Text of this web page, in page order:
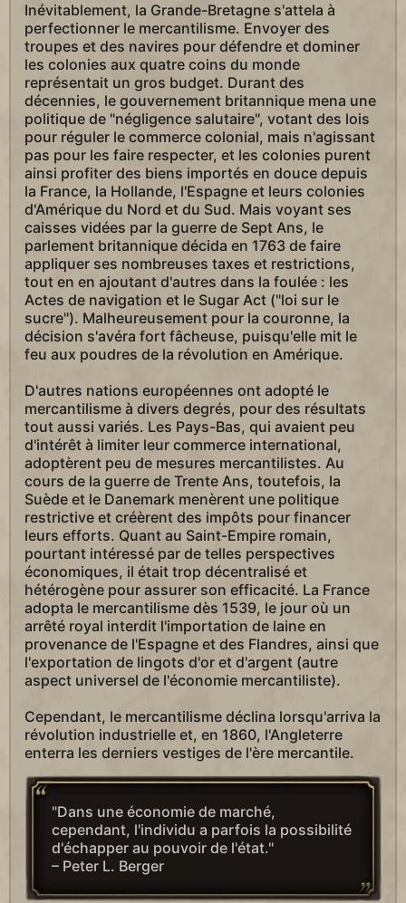
Inévitablement, la Grande-Bretagne s'attela à
perfectionner le mercantilisme. Envoyer des
troupes et des navires pour défendre et dominer
les colonies aux quatre coins du monde
représentait un gros budget. Durant des
décennies, le gouvernement britannique mena une
politique de "négligence salutaire", votant des lois
pour réguler le commerce colonial, mais n'agissant
pas pour les faire respecter, et les colonies purent
ainsi profiter des biens importés en douce depuis
la France, la Hollande, l'Espagne et leurs colonies
d'Amérique du Nord et du Sud. Mais voyant ses
caisses vidées par la guerre de Sept Ans, le
parlement britannique décida en 1763 de faire
appliquer ses nombreuses taxes et restrictions,
tout en en ajoutant d'autres dans la foulée : les
Actes de navigation et le Sugar Act ("loi sur le
sucre"). Malheureusement pour la couronne, la
décision s'avéra fort fâcheuse, puisqu'elle mit le
feu aux poudres de la révolution en Amérique.
D'autres nations européennes ont adopté le
mercantilisme à divers degrés, pour des résultats
tout aussi variés. Les Pays-Bas, qui avaient peu
d'intérêt à limiter leur commerce international,
adoptèrent peu de mesures mercantilistes. Au
cours de la guerre de Trente Ans, toutefois, la
Suède et le Danemark menèrent une politique
restrictive et créèrent des impôts pour financer
leurs efforts. Quant au Saint-Empire romain,
pourtant intéressé par de telles perspectives
économiques, il était trop décentralisé et
hétérogène pour assurer son efficacité. La France
adopta le mercantilisme dès 1539, le jour où un
arrêté royal interdit l'importation de laine en
provenance de l'Espagne et des Flandres, ainsi que
l'exportation de lingots d'or et d'argent (autre
aspect universel de l'économie mercantiliste).
Cependant, le mercantilisme déclina lorsqu'arriva la
révolution industrielle et, en 1860, l'Angleterre
enterra les derniers vestiges de l'ère mercantile.
"Dans une économie de marché,
cependant, l'individu a parfois la possibilité
d'échapper au pouvoir de l'état."
– Peter L. Berger